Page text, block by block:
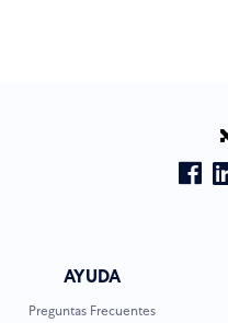
AYUDA
Preguntas Frecuentes